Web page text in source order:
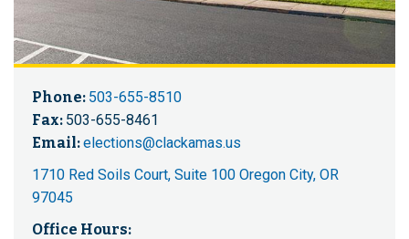
Phone: 503-655-8510
Fax: 503-655-8461
Email:elections@clackamas.us
1710 Red Soils Court, Suite 100 Oregon City, OR
97045
Office Hours: